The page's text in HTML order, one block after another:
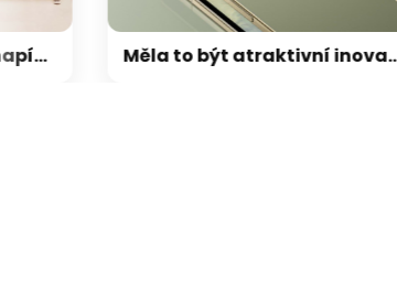
Měla to být atraktivní inovace, světelné rozhraní na Pixelu 11 nabídne jen velmi omezené funkce